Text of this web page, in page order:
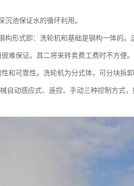
池保证水的循环利用。
形式即：洗轮机和基础是钢构一体的。
难保证。其二将来转卖费工费时不方便
和可靠性。洗轮机为分式体，可分块拆
自动感应式、遥控、手动三种控制方式，